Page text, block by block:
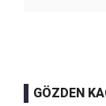
GÖZDEN